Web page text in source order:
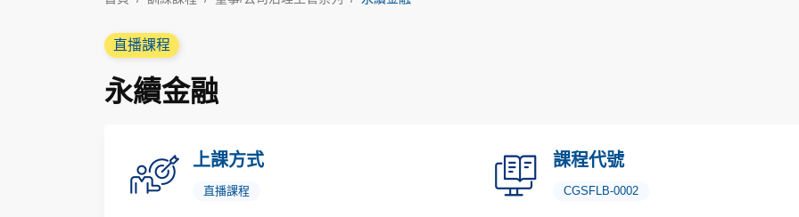
直播課程
永續金融
上課方式
直播課程
課程代號
CGSFLB-0002